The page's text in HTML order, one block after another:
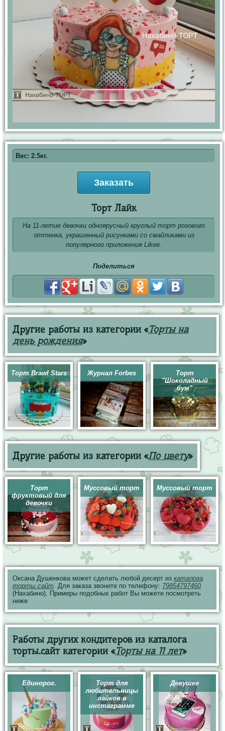
Вес: 2.5кг.
Заказать
Торт Лайк
На 11-летие девочки одноярусный круглый торт розового
оттенка, украшенный рисунками со смайликами из
популярного приложения Likeе.
Поделиться
Другие работы из категории «Торты на
день рождения»
Торт Brawl Stars Журнал Forbes
Торт
"Шоколадный
бум"
Другие работы из категории «По цвету»
Торт
фруктовый для
девочки
Муссовый торт Муссовый торт
Оксана Душенкова может сделать любой десерт из каталога
торты.сайт. Для заказа звоните по телефону: 79854797460
(Нахабино). Примеры подобных работ Вы можете посмотреть
ниже
Работы других кондитеров из каталога
торты.сайт категории «Торты на 11 лет»
Единорог.
Торт для
любительницы
лайков в
инстаграмме
Девушке